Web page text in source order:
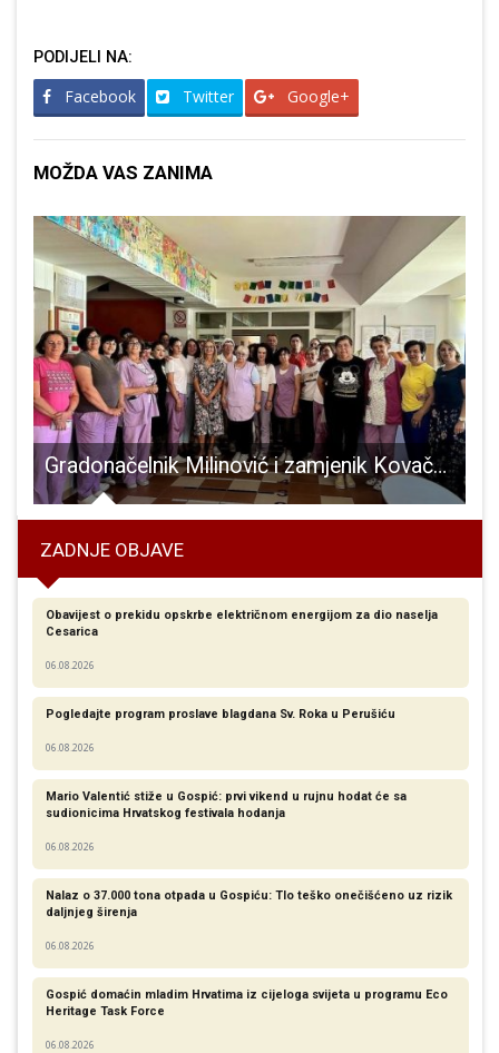
PODIJELI NA:
Facebook Twitter Google+
MOŽDA VAS ZANIMA
Gradonačelnik Milinović i zamjenik Kovačević održali radni sastanak u DV “Pahuljica”
ZADNJE OBJAVE
Obavijest o prekidu opskrbe električnom energijom za dio naselja
Cesarica
06.08.2026
Pogledajte program proslave blagdana Sv. Roka u Perušiću
06.08.2026
Mario Valentić stiže u Gospić: prvi vikend u rujnu hodat će sa
sudionicima Hrvatskog festivala hodanja
06.08.2026
Nalaz o 37.000 tona otpada u Gospiću: Tlo teško onečišćeno uz rizik
daljnjeg širenja
06.08.2026
Gospić domaćin mladim Hrvatima iz cijeloga svijeta u programu Eco
Heritage Task Force
06.08.2026